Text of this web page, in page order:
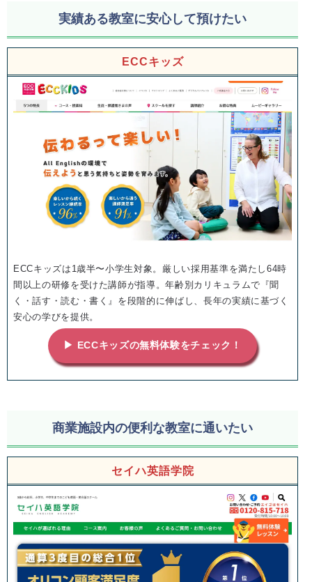
実績ある教室に安心して預けたい
ECCキッズ
ECCキッズは1歳半〜小学生対象。厳しい採用基準を満たし64時
間以上の研修を受けた講師が指導。年齢別カリキュラムで『聞
く・話す・読む・書く』を段階的に伸ばし、長年の実績に基づく
安心の学びを提供。
▶ ECCキッズの無料体験をチェック！
商業施設内の便利な教室に通いたい
セイハ英語学院